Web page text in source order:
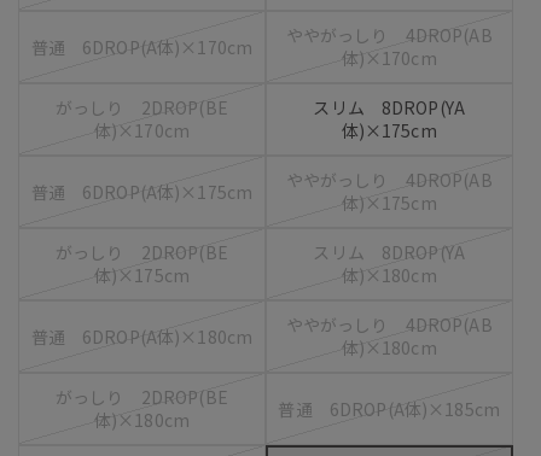
普通 6DROP(A体)×170cm
ややがっしり 4DROP(AB
体)×170cm
がっしり 2DROP(BE
体)×170cm
スリム 8DROP(YA
体)×175cm
普通 6DROP(A体)×175cm
ややがっしり 4DROP(AB
体)×175cm
がっしり 2DROP(BE
体)×175cm
スリム 8DROP(YA
体)×180cm
普通 6DROP(A体)×180cm
ややがっしり 4DROP(AB
体)×180cm
がっしり 2DROP(BE
体)×180cm
普通 6DROP(A体)×185cm